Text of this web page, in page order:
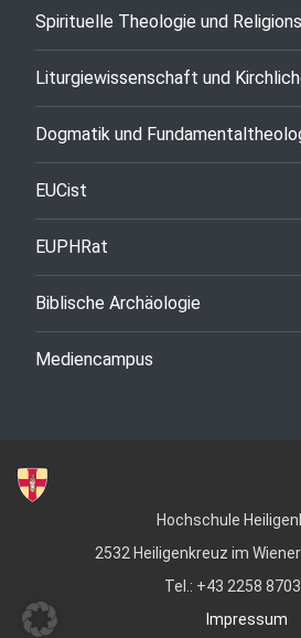
Spirituelle Theologie und
Liturgiewissenschaft und
Dogmatik und
EUCist
EUPHRat
Biblische Archäologie
Mediencampus
Hochschule
2532 Heiligenkreuz im
Tel.: +43 2258
Impressum